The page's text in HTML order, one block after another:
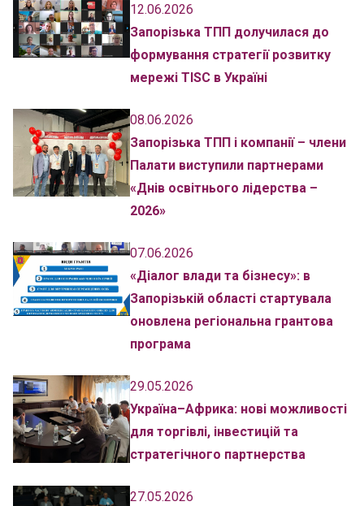
12.06.2026
Запорізька ТПП долучилася до
формування стратегії розвитку
мережі TISC в Україні
08.06.2026
Запорізька ТПП і компанії – члени
Палати виступили партнерами
«Днів освітнього лідерства –
2026»
07.06.2026
«Діалог влади та бізнесу»: в
Запорізькій області стартувала
оновлена регіональна грантова
програма
29.05.2026
Україна–Африка: нові можливості
для торгівлі, інвестицій та
стратегічного партнерства
27.05.2026